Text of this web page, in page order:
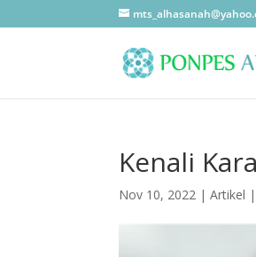
Kenali
Nov 10, 2022 |Artikel |